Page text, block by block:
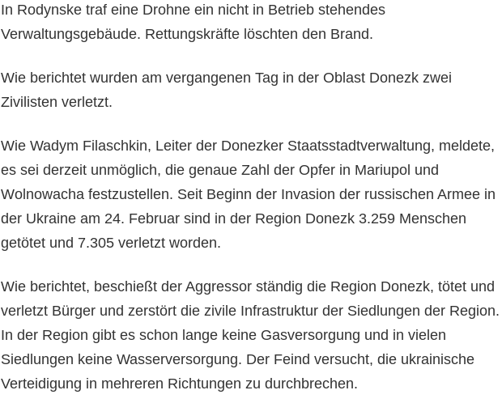
In Rodynske traf eine Drohne ein nicht in Betrieb stehendes
Verwaltungsgebäude. Rettungskräfte löschten den Brand.
Wie berichtet wurden am vergangenen Tag in der Oblast Donezk zwei
Zivilisten verletzt.
Wie Wadym Filaschkin, Leiter der Donezker Staatsstadtverwaltung, meldete,
es sei derzeit unmöglich, die genaue Zahl der Opfer in Mariupol und
Wolnowacha festzustellen. Seit Beginn der Invasion der russischen Armee in
der Ukraine am 24. Februar sind in der Region Donezk 3.259 Menschen
getötet und 7.305 verletzt worden.
Wie berichtet, beschießt der Aggressor ständig die Region Donezk, tötet und
verletzt Bürger und zerstört die zivile Infrastruktur der Siedlungen der Region.
In der Region gibt es schon lange keine Gasversorgung und in vielen
Siedlungen keine Wasserversorgung. Der Feind versucht, die ukrainische
Verteidigung in mehreren Richtungen zu durchbrechen.